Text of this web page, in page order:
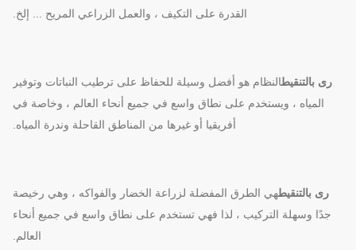
القدرة على التكيف ، والعمل الزراعي المريح ... إلخ.
رى بالتنقيطالنظام هو أفضل وسيلة للحفاظ على ترطيب النباتات وتوفير
المياه ، ويستخدم على نطاق واسع في جميع أنحاء العالم ، وخاصة في
أفريقيا أو غيرها من المناطق القاحلة وندرة المياه.
رى بالتنقيطهي الطرق المفضلة لزراعة الخضار والفواكه ، وهي رخيصة
جدًا وسهلة التركيب ، لذا فهي تستخدم على نطاق واسع في جميع أنحاء
العالم.